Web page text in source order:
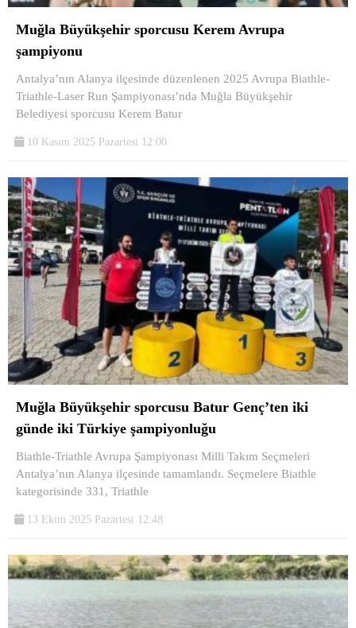
Muğla Büyükşehir sporcusu Kerem Avrupa
şampiyonu
Antalya’nın Alanya ilçesinde düzenlenen 2025 Avrupa Biathle-
Triathle-Laser Run Şampiyonası’nda Muğla Büyükşehir
Belediyesi sporcusu Kerem Batur
10 Kasım 2025 Pazartesi 12:00
Muğla Büyükşehir sporcusu Batur Genç’ten iki
günde iki Türkiye şampiyonluğu
Biathle-Triathle Avrupa Şampiyonası Milli Takım Seçmeleri
Antalya’nın Alanya ilçesinde tamamlandı. Seçmelere Biathle
kategorisinde 331, Triathle
13 Ekim 2025 Pazartesi 12:48